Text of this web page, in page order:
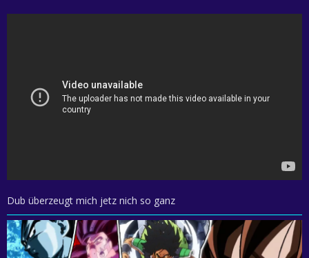
Dub überzeugt mich jetz nich so ganz